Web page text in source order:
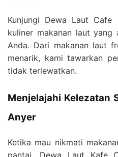
Kunjungi Dewa Laut
kuliner makanan laut yang
Anda. Dari makanan laut
menarik, kami tawarkan
tidak terlewatkan.
Menjelajahi Kelezatan
Anyer
Ketika mau nikmati
pantai, Dewa Laut Kafe